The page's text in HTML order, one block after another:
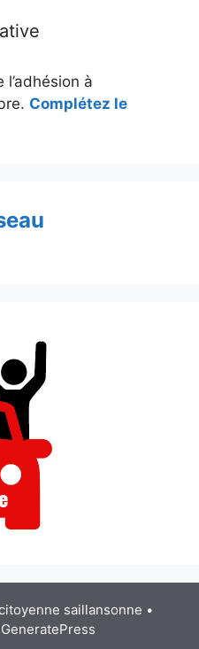
à
Complétez le
saillansonne •
GeneratePress